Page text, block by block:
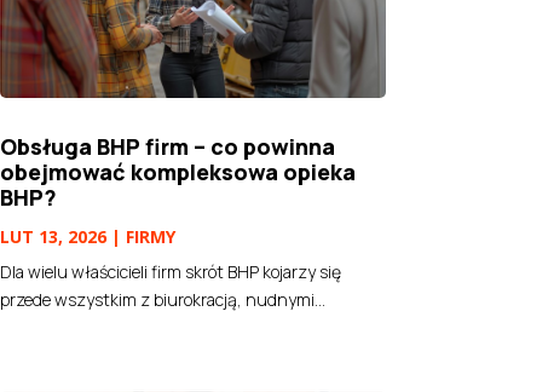
Obsługa BHP firm – co powinna
obejmować kompleksowa opieka
BHP?
LUT 13, 2026| FIRMY
Dla wielu właścicieli firm skrót BHP kojarzy się
przede wszystkim z biurokracją, nudnymi...